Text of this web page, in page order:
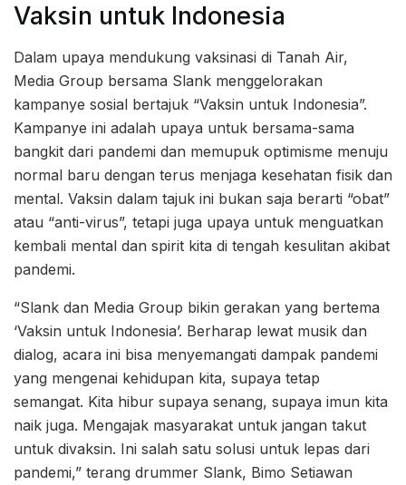
Vaksin untuk Indonesia
Dalam upaya mendukung vaksinasi di Tanah Air,
Media Group bersama Slank menggelorakan
kampanye sosial bertajuk “Vaksin untuk Indonesia”.
Kampanye ini adalah upaya untuk bersama-sama
bangkit dari pandemi dan memupuk optimisme menuju
normal baru dengan terus menjaga kesehatan fisik dan
mental. Vaksin dalam tajuk ini bukan saja berarti “obat”
atau “anti-virus”, tetapi juga upaya untuk menguatkan
kembali mental dan spirit kita di tengah kesulitan akibat
pandemi.
“Slank dan Media Group bikin gerakan yang bertema
‘Vaksin untuk Indonesia’. Berharap lewat musik dan
dialog, acara ini bisa menyemangati dampak pandemi
yang mengenai kehidupan kita, supaya tetap
semangat. Kita hibur supaya senang, supaya imun kita
naik juga. Mengajak masyarakat untuk jangan takut
untuk divaksin. Ini salah satu solusi untuk lepas dari
pandemi,” terang drummer Slank, Bimo Setiawan